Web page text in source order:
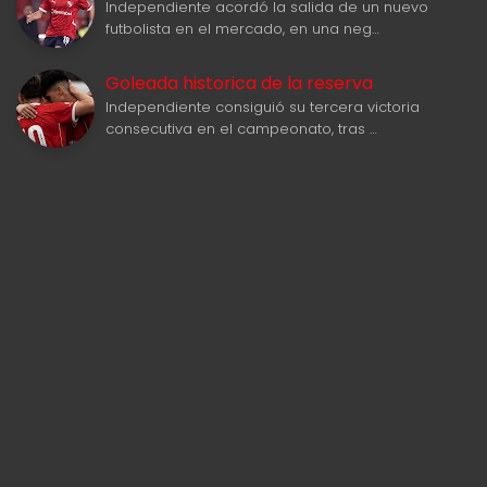
Independiente acordó la salida de un nuevo
futbolista en el mercado, en una neg…
Goleada historica de la reserva
Independiente consiguió su tercera victoria
consecutiva en el campeonato, tras …